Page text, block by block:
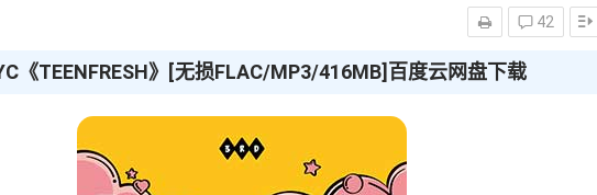
《TEENFRESH》[无损FLAC/MP3/416MB]百度云网盘下载
42